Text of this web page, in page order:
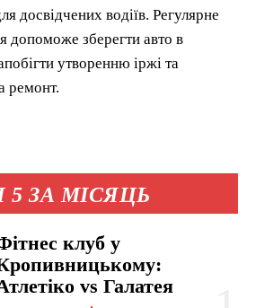
5 ЗА МІСЯЦЬ
клуб у
vs Галатея
досвідчених водіїв. Регулярне
допоможе зберегти авто в
утворенню іржі та
ремонт.